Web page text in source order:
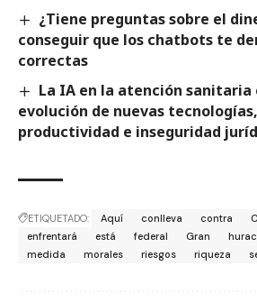
¿Tiene preguntas sobre el
conseguir que los chatbots te
correctas
La IA en la atención sanitaria
evolución de nuevas
productividad e inseguridad
ETIQUETADO: Aquí conlleva contra
enfrentará
está federal Gran
medida
morales riesgos riqueza